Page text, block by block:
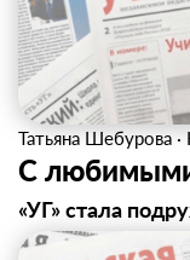
Татьяна Шебурова ·
С
«УГ» стала